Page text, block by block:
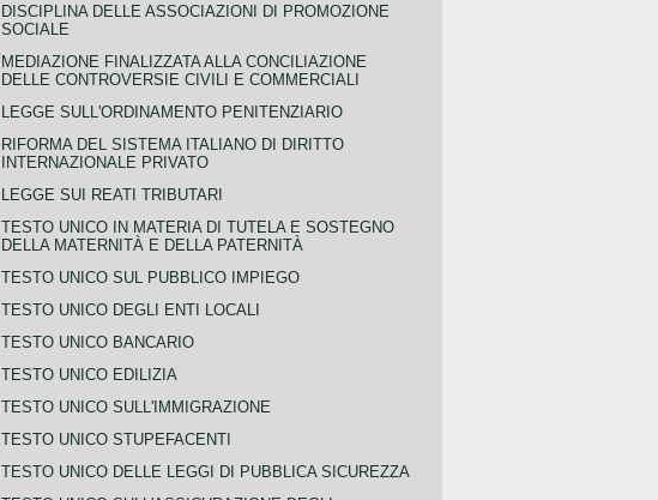
DISCIPLINA DELLE ASSOCIAZIONI DI PROMOZIONE
SOCIALE
MEDIAZIONE FINALIZZATA ALLA CONCILIAZIONE
DELLE CONTROVERSIE CIVILI E COMMERCIALI
LEGGE SULL'ORDINAMENTO PENITENZIARIO
RIFORMA DEL SISTEMA ITALIANO DI DIRITTO
INTERNAZIONALE PRIVATO
LEGGE SUI REATI TRIBUTARI
TESTO UNICO IN MATERIA DI TUTELA E SOSTEGNO
DELLA MATERNITÀ E DELLA PATERNITÀ
TESTO UNICO SUL PUBBLICO IMPIEGO
TESTO UNICO DEGLI ENTI LOCALI
TESTO UNICO BANCARIO
TESTO UNICO EDILIZIA
TESTO UNICO SULL'IMMIGRAZIONE
TESTO UNICO STUPEFACENTI
TESTO UNICO DELLE LEGGI DI PUBBLICA SICUREZZA